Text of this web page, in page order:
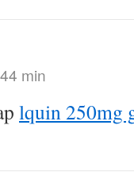
min
lquin 250mg